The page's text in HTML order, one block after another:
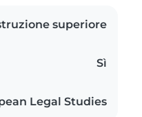
superiore
Sì
Legal Studies